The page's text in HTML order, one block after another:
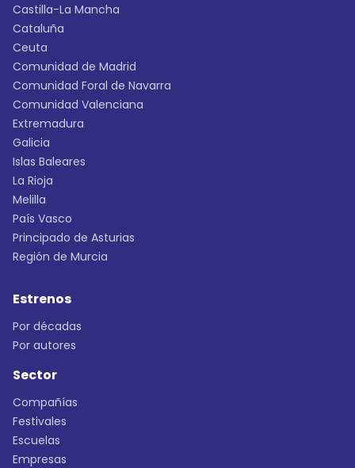
Castilla-La Mancha
Cataluña
Ceuta
Comunidad de Madrid
Comunidad Foral de Navarra
Comunidad Valenciana
Extremadura
Galicia
Islas Baleares
La Rioja
Melilla
País Vasco
Principado de Asturias
Región de Murcia
Estrenos
Por décadas
Por autores
Sector
Compañías
Festivales
Escuelas
Empresas